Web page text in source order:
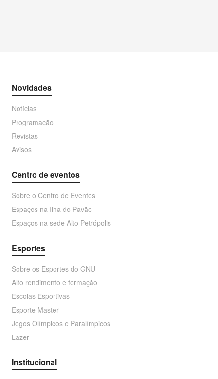
Novidades
Notícias
Programação
Revistas
Avisos
Centro de eventos
Sobre o Centro de Eventos
Espaços na Ilha do Pavão
Espaços na sede Alto Petrópolis
Esportes
Sobre os Esportes do GNU
Alto rendimento e formação
Escolas Esportivas
Esporte Master
Jogos Olímpicos e Paralímpicos
Lazer
Institucional